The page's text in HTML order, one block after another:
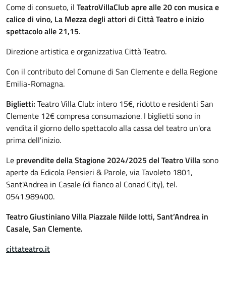
Come di consueto, il TeatroVillaClub apre alle 20 con musica e
calice di vino, La Mezza degli attori di Città Teatro e inizio
spettacolo alle 21,15.
Direzione artistica e organizzativa Città Teatro.
Con il contributo del Comune di San Clemente e della Regione
Emilia-Romagna.
Biglietti: Teatro Villa Club: intero 15€, ridotto e residenti San
Clemente 12€ compresa consumazione. I biglietti sono in
vendita il giorno dello spettacolo alla cassa del teatro un'ora
prima dell'inizio.
Le prevendite della Stagione 2024/2025 del Teatro Villasono
aperte da Edicola Pensieri & Parole, via Tavoleto 1801,
Sant'Andrea in Casale (di fianco al Conad City), tel.
0541.989400.
Teatro Giustiniano Villa Piazzale Nilde Iotti, Sant’Andrea in
Casale, San Clemente.
cittateatro.it